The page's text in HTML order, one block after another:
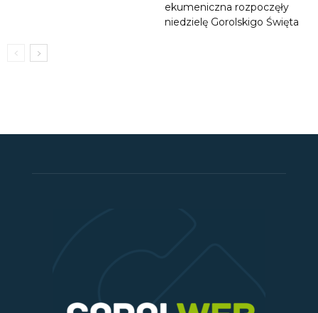
ekumeniczna rozpoczęły
niedzielę Gorolskigo Święta